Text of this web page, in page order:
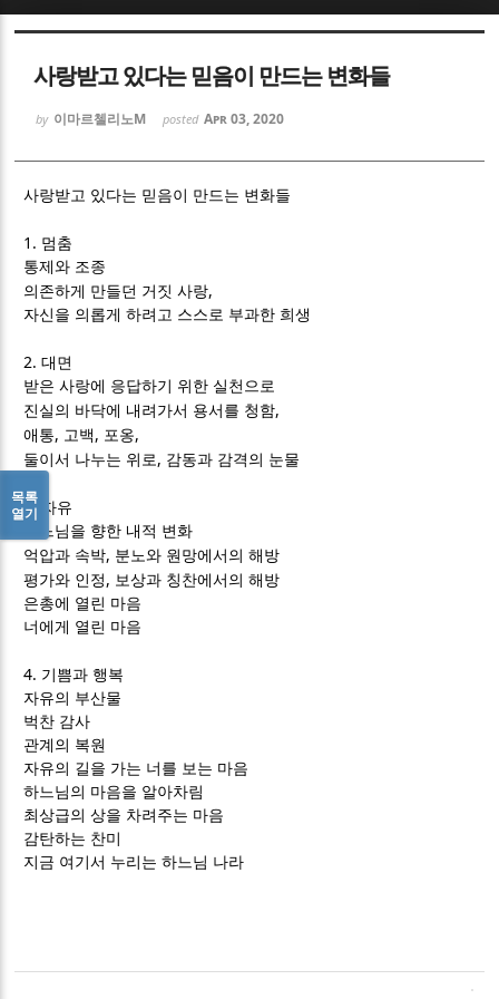
사랑받고 있다는 믿음이 만드는 변화들
by 이마르첼리노M posted Apr 03, 2020
사랑받고 있다는 믿음이 만드는 변화들
1. 멈춤
통제와 조종
의존하게 만들던 거짓 사랑,
자신을 의롭게 하려고 스스로 부과한 희생
2.대면
받은 사랑에 응답하기 위한 실천으로
진실의 바닥에 내려가서 용서를 청함,
애통, 고백 , 포옹,
둘이서 나누는 위로 , 감동과 감격의 눈물
3.
자유
하느님을 향한 내적 변화
억압과 속박, 분노와 원망에서의 해방
평가와 인정 , 보상과 칭찬에서의 해방
은총에 열린 마음
너에게 열린 마음
4. 기쁨과 행복
자유의 부산물
벅찬 감사
관계의 복원
자유의 길을 가는 너를 보는 마음
하느님의 마음을 알아차림
최상급의 상을 차려주는 마음
감탄하는 찬미
지금 여기서 누리는 하느님 나라
목록
열기
Sketchbook5, 스케치북5
Sketchbook5, 스케치북5
Sketchbook5, 스케치북5
Sketchbook5, 스케치북5